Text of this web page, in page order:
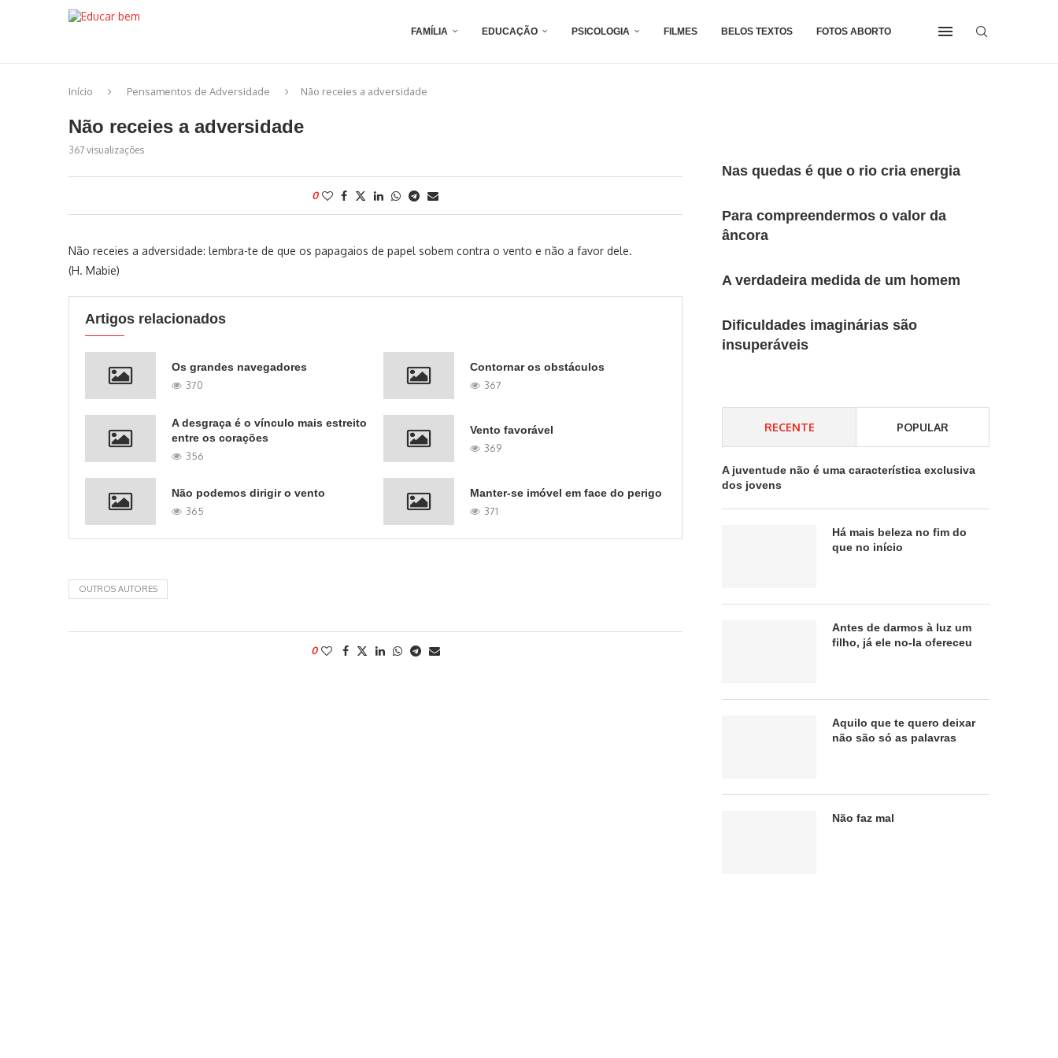
FAMÍLIA EDUCAÇÃO PSICOLOGIA FILMES BELOS TEXTOS FOTOS ABORTO
Início Pensamentos de Adversidade Não receies a adversidade
Não receies a adversidade
367 visualizações
0
Não receies a adversidade: lembra-te de que os papagaios de papel sobem contra o vento e não a favor dele.
(H. Mabie)
Artigos relacionados
Os grandes navegadores
370
Contornar os obstáculos
367
A desgraça é o vínculo mais estreito
entre os corações
356
Vento favorável
369
Não podemos dirigir o vento
365
Manter-se imóvel em face do perigo
371
OUTROS AUTORES
0
Nas quedas é que o rio cria energia
Para compreendermos o valor da
âncora
A verdadeira medida de um homem
Dificuldades imaginárias são
insuperáveis
RECENTE POPULAR
A juventude não é uma característica exclusiva
dos jovens
Há mais beleza no fim do
que no início
Antes de darmos à luz um
filho, já ele no-la ofereceu
Aquilo que te quero deixar
não são só as palavras
Não faz mal